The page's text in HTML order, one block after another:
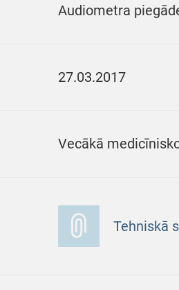
Audiometra
27.03.2017
Vecākā
Tehniskā